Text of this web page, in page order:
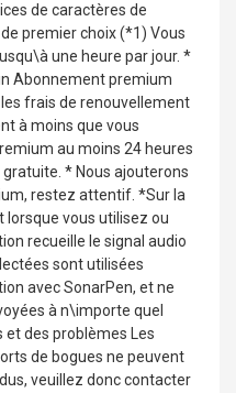
de caractères de
premier choix (*1) Vous
une heure par jour. *
Abonnement premium
frais de renouvellement
à moins que vous
au moins 24 heures
* Nous ajouterons
restez attentif. *Sur la
lorsque vous utilisez ou
recueille le signal audio
sont utilisées
avec SonarPen, et ne
à n\importe quel
des problèmes Les
de bogues ne peuvent
veuillez donc contacter